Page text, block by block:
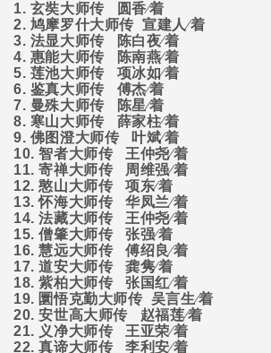
1. 玄奘大师传
圆香∕着
2. 鸠摩罗什大师传
宣建人∕着
3. 法显大师传
陈白夜∕着
4. 惠能大师传
陈南燕∕着
5. 莲池大师传
项冰如∕着
6. 鉴真大师传
傅杰∕着
7. 曼殊大师传
陈星∕着
8. 寒山大师传
薛家柱∕着
9. 佛图澄大师传
叶斌∕着
10.智者大师传
王仲尧∕着
11.寄禅大师传
周维强∕着
12.憨山大师传
项东∕着
13.怀海大师传
华凤兰∕着
14.法藏大师传
王仲尧∕着
15.僧肇大师传
张强∕着
16.慧远大师传
傅绍良∕着
17.道安大师传
龚隽∕着
18.紫柏大师传
张国红∕着
19. 圜悟克勤大师传 吴言生∕着
20.安世高大师传
赵福莲∕着
21. 义净大师传
王亚荣∕着
22.真谛大师传 李利安∕着